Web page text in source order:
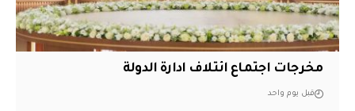
مخرجات اجتماع ائتلاف ادارة الدولة
قبل يوم واحد